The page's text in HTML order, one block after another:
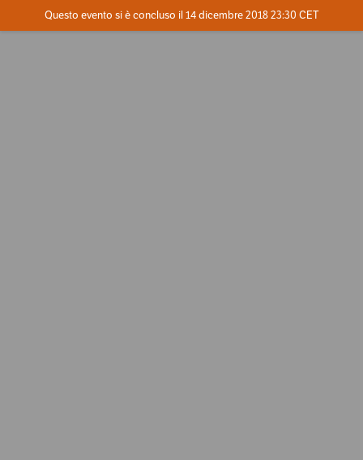
Dove
Questo evento si è concluso il 14 dicembre 2018 23:30 CET